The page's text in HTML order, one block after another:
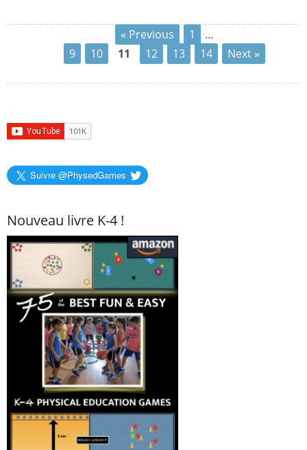
« Previous 1
…
9
10 11 12 13 14 Next »
Suivre @PhysedGames
Nouveau livre K-4 !